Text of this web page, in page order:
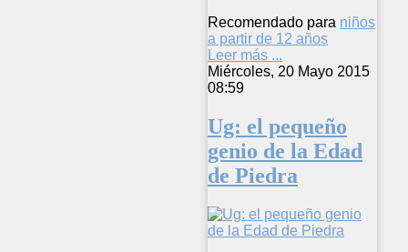
Recomendado para niños
a partir de 12 años
Leer más ...
Miércoles, 20 Mayo 2015
08:59
Ug: el pequeño
genio de la Edad
de Piedra